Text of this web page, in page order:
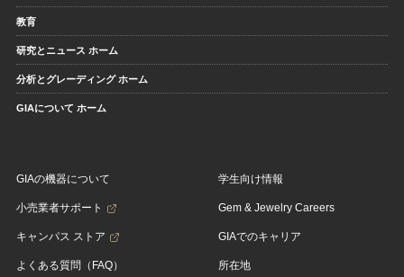
教育
研究とニュース ホーム
分析とグレーディング ホーム
GIAについて ホーム
GIAの機器について
小売業者サポート
キャンパス ストア
よくある質問（FAQ）
学生向け情報
Gem & Jewelry Careers
GIAでのキャリア
所在地